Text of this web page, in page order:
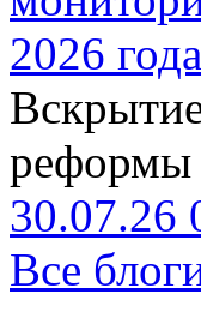
2026
реформы
30.07.26
Все